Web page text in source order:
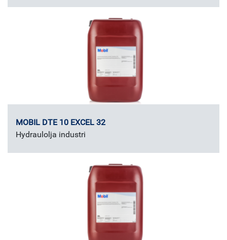
MOBIL DTE 10 EXCEL 32
Hydraulolja industri